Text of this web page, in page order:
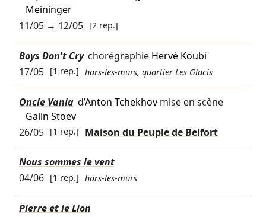
Meininger
11/05→ 12/05 [2 rep.]
Boys Don't Cry chorégraphie Hervé Koubi
17/05 [1 rep.] hors-les-murs, quartier Les Glacis
Oncle Vania d’Anton Tchekhovmise en scène
Galin Stoev
26/05 [1 rep.] Maison du Peuple de Belfort
Nous sommes le vent
04/06 [1 rep.] hors-les-murs
Pierre et le Lion